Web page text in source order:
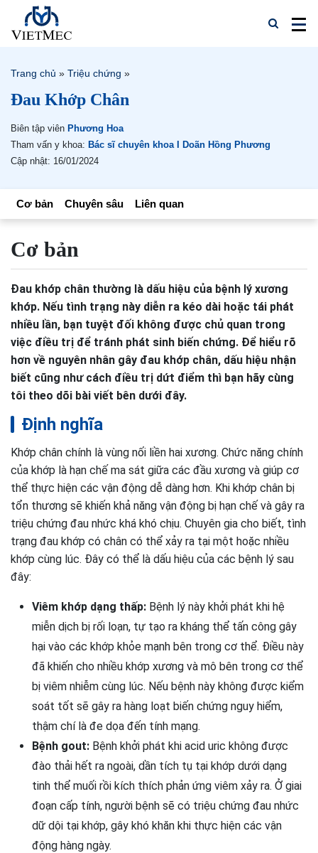
Trang chủ » Triệu chứng »
Đau Khớp Chân
Biên tập viên Phương Hoa
Tham vấn y khoa: Bác sĩ chuyên khoa I Doãn Hồng Phương
Cập nhật: 16/01/2024
Cơ bản Chuyên sâu Liên quan
Cơ bản
Đau khớp chân thường là dấu hiệu của bệnh lý xương
khớp. Nếu tình trạng này diễn ra kéo dài hoặc tái phát
nhiều lần, bạn tuyệt đối không được chủ quan trong
việc điều trị để tránh phát sinh biến chứng. Để hiểu rõ
hơn về nguyên nhân gây đau khớp chân, dấu hiệu nhận
biết cũng như cách điều trị dứt điểm thì bạn hãy cùng
tôi theo dõi bài viết bên dưới đây.
Định nghĩa
Khớp chân chính là vùng nối liền hai xương. Chức năng chính
của khớp là hạn chế ma sát giữa các đầu xương và giúp cơ
thể thực hiện các vận động dễ dàng hơn. Khi khớp chân bị
tổn thương sẽ khiến khả năng vận động bị hạn chế và gây ra
triệu chứng đau nhức khá khó chịu. Chuyên gia cho biết, tình
trạng đau khớp có chân có thể xảy ra tại một hoặc nhiều
khớp cùng lúc. Đây có thể là dấu hiệu của các bệnh lý sau
đây:
Viêm khớp dạng thấp: Bệnh lý này khởi phát khi hệ
miễn dịch bị rối loạn, tự tạo ra kháng thể tấn công gây
hại vào các khớp khỏe mạnh bên trong cơ thể. Điều này
đã khiến cho nhiều khớp xương và mô bên trong cơ thể
bị viêm nhiễm cùng lúc. Nếu bệnh này không được kiểm
soát tốt sẽ gây ra hàng loạt biến chứng nguy hiểm,
thậm chí là đe dọa đến tính mạng.
Bệnh gout: Bệnh khởi phát khi acid uric không được
đào thải hết ra ngoài, dần tích tụ tại khớp dưới dạng
tinh thể muối rồi kích thích phản ứng viêm xảy ra. Ở giai
đoạn cấp tính, người bệnh sẽ có triệu chứng đau nhức
dữ dội tại khớp, gây khó khăn khi thực hiện các vận
động hàng ngày.